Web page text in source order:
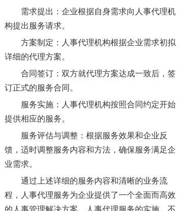
需求提出：企业根据自身需求向人事代理机
构提出服务请求。
方案制定：人事代理机构根据企业需求初拟
详细的代理方案。
合同签订：双方就代理方案达成一致后，签
订正式的服务合同。
服务实施：人事代理机构按照合同约定开始
提供相应的服务。
服务评估与调整：根据服务效果和企业反
馈，适时调整服务内容和方法，确保服务满足企
业需求。
通过上述详细的服务内容和清晰的业务流
程，人事代理服务为企业提供了一个全面而高效
的人事管理解决方案。人事代理服务的实施，不